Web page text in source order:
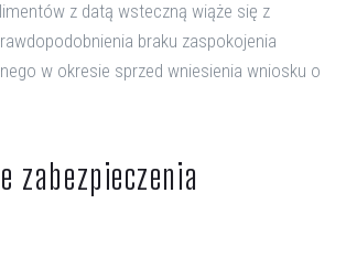
z datą wsteczną wiąże się z
braku zaspokojenia
w okresie sprzed wniesienia wniosku o
zabezpieczenia